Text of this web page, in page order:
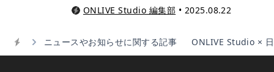
ONLIVE Studio 編集部 • 2025.08.22
ニュースやお知らせに関する記事 ONLIVE Studio ×